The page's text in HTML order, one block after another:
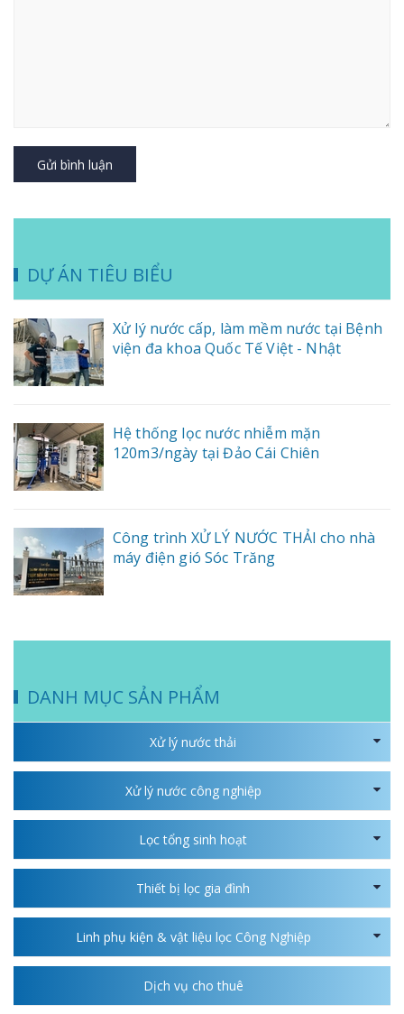
Gửi bình luận
DỰ ÁN TIÊU BIỂU
Xử lý nước cấp, làm mềm nước tại Bệnh
viện đa khoa Quốc Tế Việt - Nhật
Hệ thống lọc nước nhiễm mặn
120m3/ngày tại Đảo Cái Chiên
Công trình XỬ LÝ NƯỚC THẢI cho nhà
máy điện gió Sóc Trăng
DANH MỤC SẢN PHẨM
Xử lý nước thải
Xử lý nước công nghiệp
Lọc tổng sinh hoạt
Thiết bị lọc gia đình
Linh phụ kiện & vật liệu lọc Công Nghiệp
Dịch vụ cho thuê